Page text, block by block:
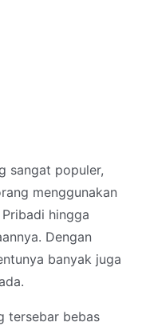
sangat populer,
menggunakan
hingga
Dengan
banyak juga
tersebar bebas